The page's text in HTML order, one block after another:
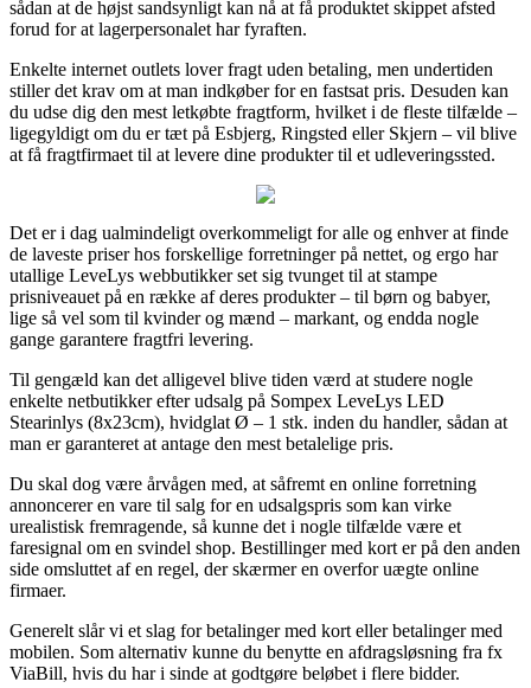
sådan at de højst sandsynligt kan nå at få produktet skippet afsted
forud for at lagerpersonalet har fyraften.
Enkelte internet outlets lover fragt uden betaling, men undertiden
stiller det krav om at man indkøber for en fastsat pris. Desuden kan
du udse dig den mest letkøbte fragtform, hvilket i de fleste tilfælde –
ligegyldigt om du er tæt på Esbjerg, Ringsted eller Skjern – vil blive
at få fragtfirmaet til at levere dine produkter til et udleveringssted.
Det er i dag ualmindeligt overkommeligt for alle og enhver at finde
de laveste priser hos forskellige forretninger på nettet, og ergo har
utallige LeveLys webbutikker set sig tvunget til at stampe
prisniveauet på en række af deres produkter – til børn og babyer,
lige så vel som til kvinder og mænd – markant, og endda nogle
gange garantere fragtfri levering.
Til gengæld kan det alligevel blive tiden værd at studere nogle
enkelte netbutikker efter udsalg på Sompex LeveLys LED
Stearinlys (8x23cm), hvidglat Ø – 1 stk. inden du handler, sådan at
man er garanteret at antage den mest betalelige pris.
Du skal dog være årvågen med, at såfremt en online forretning
annoncerer en vare til salg for en udsalgspris som kan virke
urealistisk fremragende, så kunne det i nogle tilfælde være et
faresignal om en svindel shop. Bestillinger med kort er på den anden
side omsluttet af en regel, der skærmer en overfor uægte online
firmaer.
Generelt slår vi et slag for betalinger med kort eller betalinger med
mobilen. Som alternativ kunne du benytte en afdragsløsning fra fx
ViaBill, hvis du har i sinde at godtgøre beløbet i flere bidder.